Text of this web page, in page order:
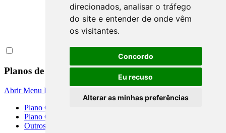
direcionados, analisar o tráfego
do site e entender de onde vêm
os visitantes.
Concordo
Eu recuso
Alterar as minhas preferências
Planos de Contas
Abrir Menu Fechar Menu
Plano Contábil das Instituiçôes do SFN
Plano Contábil Padronizado
Outros Planos de Contas